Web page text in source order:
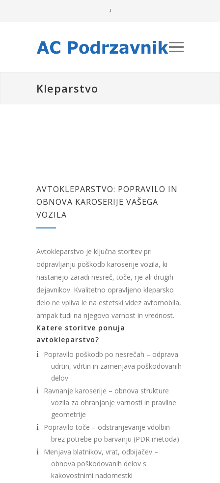
Kleparstvo
AVTOKLEPARSTVO: POPRAVILO IN
OBNOVA KAROSERIJE VAŠEGA
VOZILA
Avtokleparstvo je ključna storitev pri
odpravljanju poškodb karoserije vozila, ki
nastanejo zaradi nesreč, toče, rje ali drugih
dejavnikov. Kvalitetno opravljeno kleparsko
delo ne vpliva le na estetski videz avtomobila,
ampak tudi na njegovo varnost in vrednost.
Katere storitve ponuja
avtokleparstvo?
Popravilo poškodb po nesrečah – odprava
udrtin, vdrtin in zamenjava poškodovanih
delov
Ravnanje karoserije – obnova strukture
vozila za ohranjanje varnosti in pravilne
geometrije
Popravilo toče – odstranjevanje vdolbin
brez potrebe po barvanju (PDR metoda)
Menjava blatnikov, vrat, odbijačev –
obnova poškodovanih delov s
kakovostnimi nadomestki